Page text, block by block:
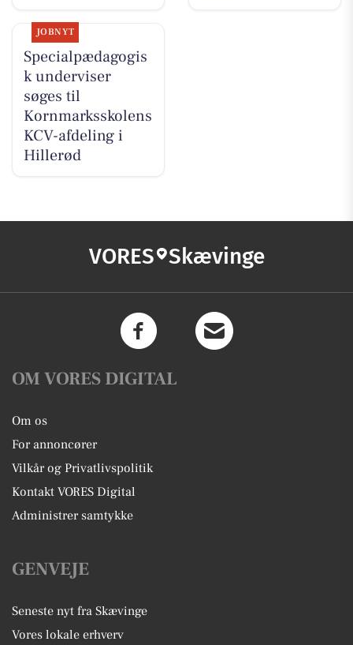
JOBNYT
Specialpædagogis
k underviser
søges til
Kornmarksskolens
KCV-afdeling i
Hillerød
VORES Skævinge
OM VORES DIGITAL
Om os
For annoncører
Vilkår og Privatlivspolitik
Kontakt VORES Digital
Administrer samtykke
GENVEJE
Seneste nyt fra Skævinge
Vores lokale erhverv